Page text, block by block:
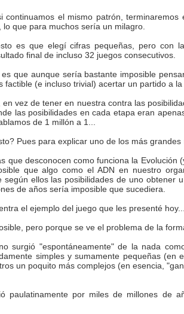
continuamos el mismo patrón,
lo que para muchos sería un milagro.
es que elegí cifras pequeñas, pero con
final de incluso 32 juegos consecutivos.
que aunque sería bastante imposible
factible (e incluso trivial) acertar un partido a
vez de tener en nuestra contra las
las posibilidades en cada etapa eran
de 1 millón a 1...
Pues para explicar uno de los más
que desconocen como funciona la
que algo como el ADN en nuestro
según ellos las posibilidades de uno
de años sería imposible que sucediera.
el ejemplo del juego que les presenté
pero porque se ve el problema de la
surgió "espontáneamente" de la nada
simples y sumamente pequeñas
un poquito más complejos (en esencia,
paulatinamente por miles de millones de